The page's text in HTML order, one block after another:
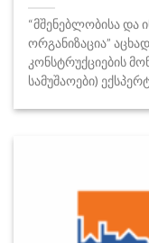
“მშენებლობისა და
ორგანიზაცია”
კონსტრუქციების
სამუშაოები)